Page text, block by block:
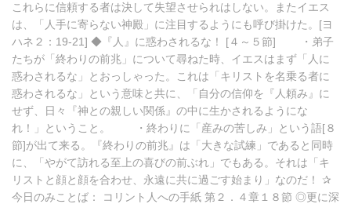
これらに信頼する者は決して失望させられはしない。またイエス
は、「人手に寄らない神殿」に注目するようにも呼び掛けた。[ヨ
ハネ２：19-21] ◆『人』に惑わされるな！ [４～５節] ・弟子
たちが「終わりの前兆」について尋ねた時、イエスはまず「人に
惑わされるな」とおっしゃった。これは「キリストを名乗る者に
惑わされるな」という意味と共に、「自分の信仰を『人頼み』に
せず、日々『神との親しい関係』の中に生かされるようにな
れ！」ということ。 ・終わりに「産みの苦しみ」という語[８
節]が出て来る。『終わりの前兆』は「大きな試練」であると同時
に、「やがて訪れる至上の喜びの前ぶれ」でもある。それは「キ
リストと顔と顔を合わせ、永遠に共に過ごす始まり」なのだ！ ✰
今日のみことば： コリント人への手紙 第２．４章１８節 ◎更に深